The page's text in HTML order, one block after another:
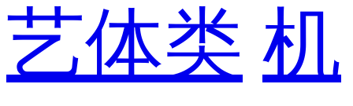
艺体类 机